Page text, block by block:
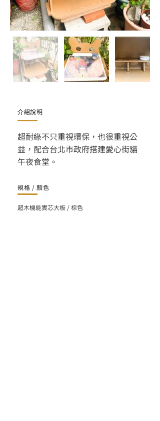
介紹說明
超耐綠不只重視環保，也很重視公
益，配合台北市政府搭建愛心街貓
午夜食堂。
規格 / 顏色
超木機能實芯大板 / 棕色